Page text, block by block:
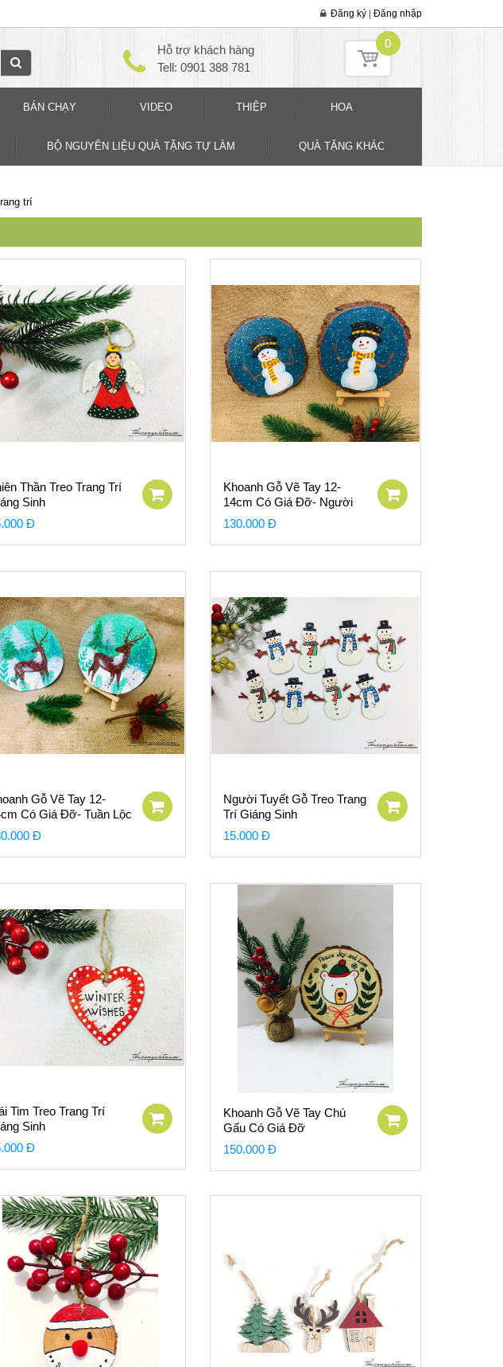
Đăng ký | Đăng nhập
Hỗ trợ khách hàng
Tell: 0901 388 781
0
BÁN CHẠY VIDEO THIỆP HOA
BỘ NGUYÊN LIỆU QUÀ TẶNG TỰ LÀM QUÀ TẶNG KHÁC
trí
Thần Treo Trang Trí
Sinh
Đ
Khoanh Gỗ Vẽ Tay 12-
14cm Có Giá Đỡ- Người
Tuyết Nền Xanh
130.000 Đ
Gỗ Vẽ Tay 12-
Có Giá Đỡ- Tuần Lộc
Xanh
Đ
Người Tuyết Gỗ Treo Trang
Trí Giáng Sinh
15.000 Đ
Tim Treo Trang Trí
Sinh
Đ
Khoanh Gỗ Vẽ Tay Chú
Gấu Có Giá Đỡ
150.000 Đ